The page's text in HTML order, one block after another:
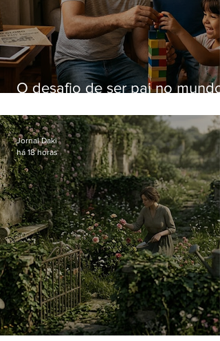
O desafio de ser pai no mundo
Jornal Daki
há 18 horas